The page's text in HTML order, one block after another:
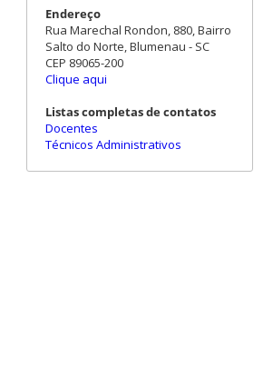
Endereço
Rua Marechal Rondon, 880, Bairro
Salto do Norte, Blumenau - SC
CEP 89065-200
Clique aqui
Listas completas de contatos
Docentes
Técnicos Administrativos